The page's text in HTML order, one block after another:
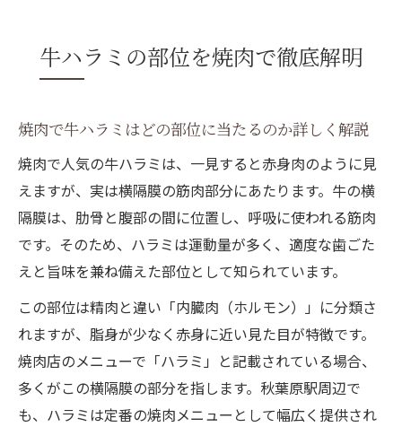
焼肉の牛ハラミが持つ独特な食感と特徴を
焼肉で選ぶ牛ハラミの位置と味わいをしっ
ヘルシー志向が注目する焼肉の牛ハラミ
焼肉で牛ハラミがヘルシーとされる栄養の
秘密
焼肉で牛ハラミとカルビのカロリー・脂質
牛ハラミはダイエット向き？焼肉での選び
方ポイント
焼肉の牛ハラミを食べて胃もたれしにくい
理由
牛ハラミの部位を焼肉で徹底解明
焼肉で牛ハラミはどの部位に当たるのか詳しく解説
焼肉で人気の牛ハラミは、一見すると赤身肉のように見
えますが、実は横隔膜の筋肉部分にあたります。牛の横
隔膜は、肋骨と腹部の間に位置し、呼吸に使われる筋肉
です。そのため、ハラミは運動量が多く、適度な歯ごた
えと旨味を兼ね備えた部位として知られています。
この部位は精肉と違い「内臓肉（ホルモン）」に分類さ
れますが、脂身が少なく赤身に近い見た目が特徴です。
焼肉店のメニューで「ハラミ」と記載されている場合、
多くがこの横隔膜の部分を指します。秋葉原駅周辺で
も、ハラミは定番の焼肉メニューとして幅広く提供され